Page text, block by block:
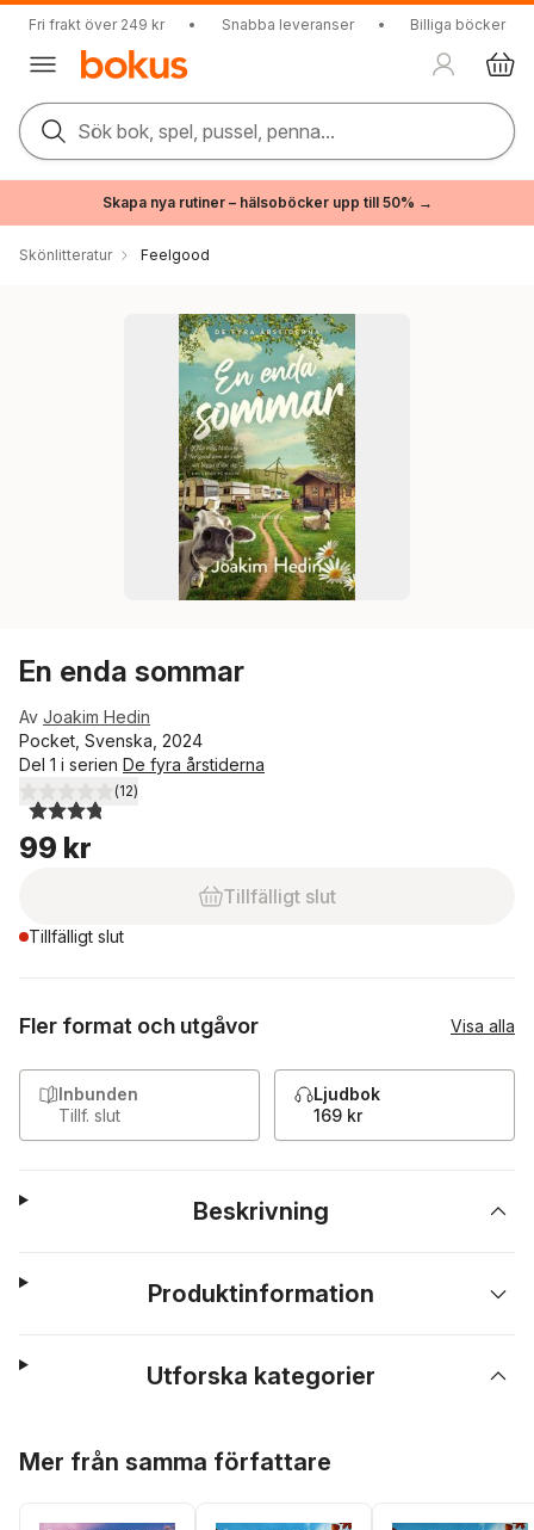
Fri frakt över 249 kr • Snabba leveranser • Billiga böcker
Sök bok, spel, pussel, penna...
Skapa nya rutiner – hälsoböcker upp till 50% →
Skönlitteratur Feelgood
En enda sommar
Av Joakim Hedin
Pocket, Svenska, 2024
Del 1 i serien De fyra årstiderna
3,8utav 5 stjärnor. Totalt antal röster:
(12)
99 kr
Tillfälligt slut
Tillfälligt slut
Fler format och utgåvor Visa alla
Inbunden
Tillf. slut
Ljudbok
169 kr
Beskrivning
Produktinformation
Utforska kategorier
Mer från samma författare